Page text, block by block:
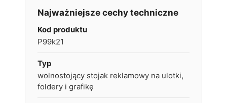
Najważniejsze cechy techniczne
Kod produktu
P99k21
Typ
wolnostojący stojak reklamowy na ulotki,
foldery i grafikę